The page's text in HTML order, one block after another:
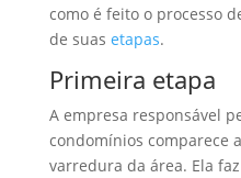
como é feito o processo
de suas etapas.
Primeira etapa
A empresa responsável
condomínios comparece
varredura da área. Ela